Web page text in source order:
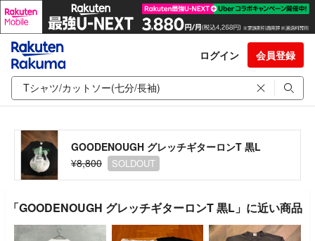
ログイン 会員登録
GOODENOUGH グレッチギターロンT 黒L
¥8,800
SOLDOUT
「GOODENOUGH グレッチギターロンT 黒L」に近い商品